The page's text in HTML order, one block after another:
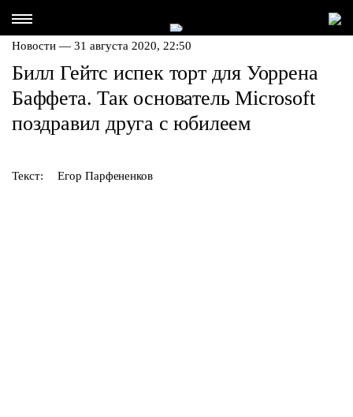
Новости — 31 августа 2020, 22:50
Билл Гейтс испек торт для Уоррена
Баффета. Так основатель Microsoft
поздравил друга с юбилеем
Текст: Егор Парфененков